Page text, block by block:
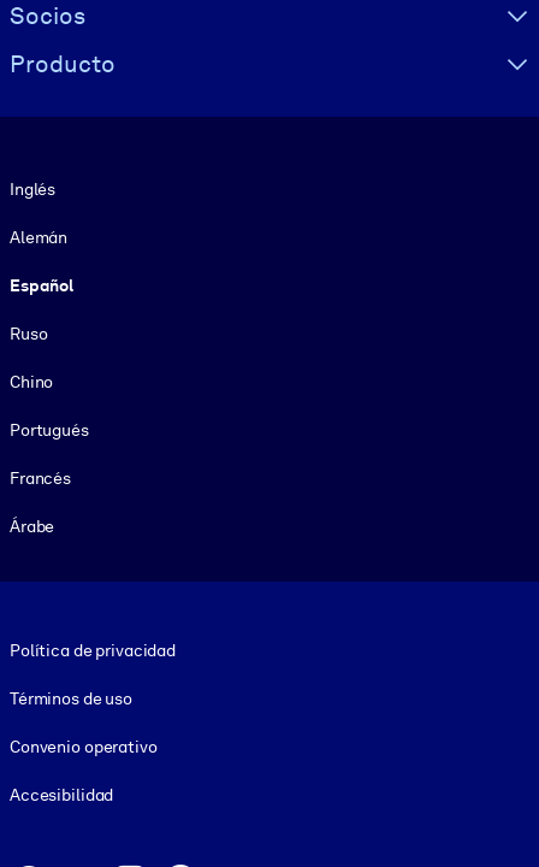
Socios
Producto
Inglés
Alemán
Español
Ruso
Chino
Portugués
Francés
Árabe
Política de privacidad
Términos de uso
Convenio operativo
Accesibilidad